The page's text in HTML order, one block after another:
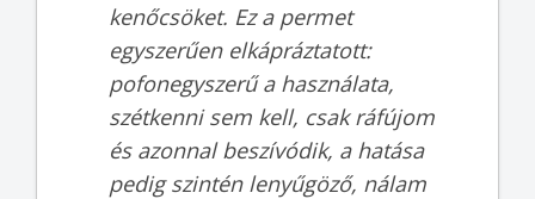
kenőcsöket. Ez a permet
egyszerűen elkápráztatott:
pofonegyszerű a használata,
szétkenni sem kell, csak ráfújom
és azonnal beszívódik, a hatása
pedig szintén lenyűgöző, nálam